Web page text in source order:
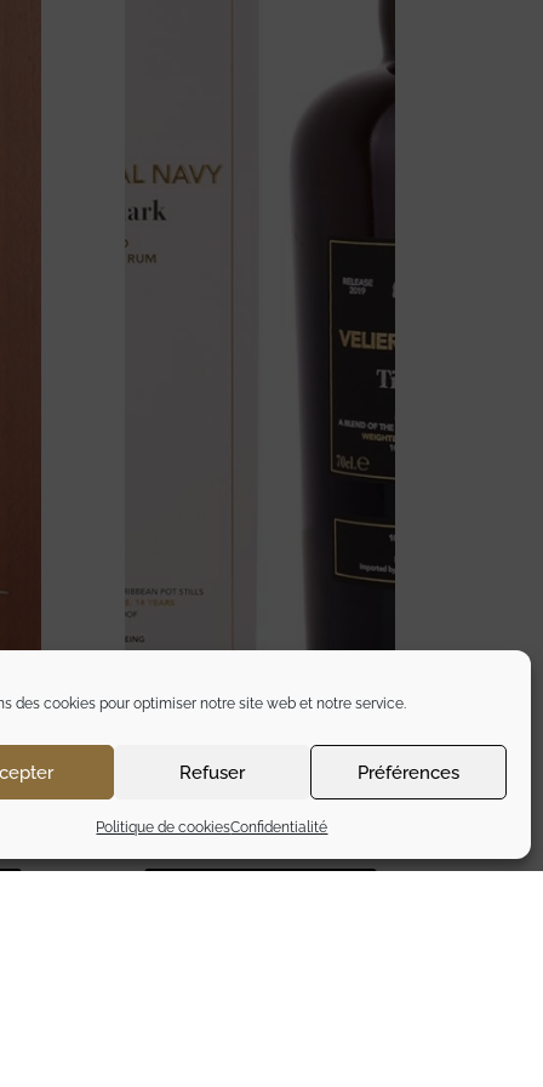
des cookies pour optimiser notre site web et notre service.
Refuser Préférences
Politique de cookiesConfidentialité
RHUM ROYAL NAVY – TIGER
SHARK 2019
185,00€ TTC